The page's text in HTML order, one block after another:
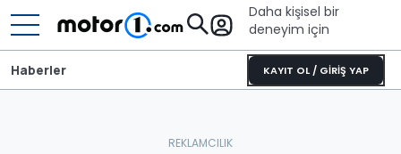
Daha kişisel bir
deneyim için
KAYIT OL / GİRİŞ YAP
Haberler